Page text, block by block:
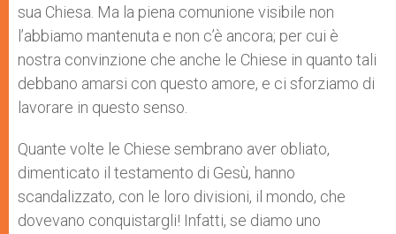
sua Chiesa. Ma la piena comunione visibile non
l’abbiamo mantenuta e non c’è ancora; per cui è
nostra convinzione che anche le Chiese in quanto tali
debbano amarsi con questo amore, e ci sforziamo di
lavorare in questo senso.
Quante volte le Chiese sembrano aver obliato,
dimenticato il testamento di Gesù, hanno
scandalizzato, con le loro divisioni, il mondo, che
dovevano conquistargli! Infatti, se diamo uno